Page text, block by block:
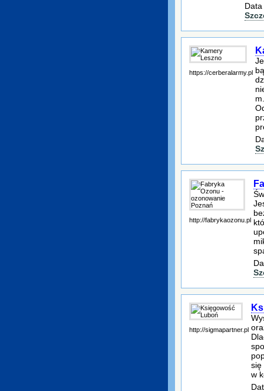
https://cerberalarmy.pl
http://fabrykaozonu.pl
http://sigmapartner.pl
się
w